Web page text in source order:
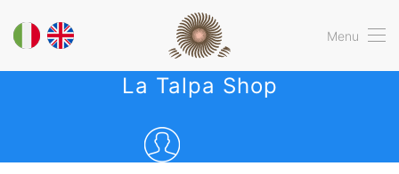
Menu
La Talpa Shop